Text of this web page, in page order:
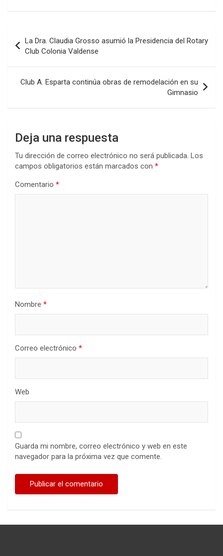
ce
o
o
k
tt at
A
p
p
ke
n
m
ar
tir
de
entradas
La Dra. Claudia Grosso asumió la Presidencia del Rotary
Club Colonia Valdense
Club A. Esparta continúa obras de remodelación en su
Gimnasio
Deja una respuesta
Tu dirección de correo electrónico no será publicada. Los
campos obligatorios están marcados con *
Comentario *
Nombre *
Correo electrónico *
Web
Guarda mi nombre, correo electrónico y web en este
navegador para la próxima vez que comente.